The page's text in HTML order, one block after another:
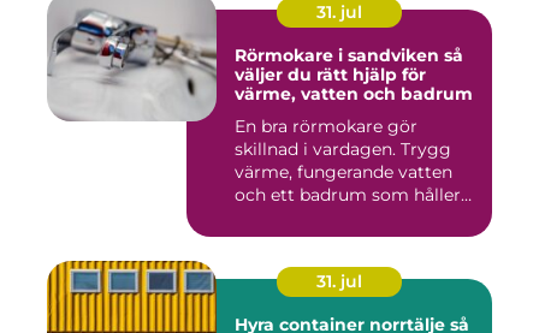
31. jul
Rörmokare i sandviken så
väljer du rätt hjälp för
värme, vatten och badrum
En bra rörmokare gör
skillnad i vardagen. Trygg
värme, fungerande vatten
och ett badrum som håller
31. jul
Hyra container norrtälje så